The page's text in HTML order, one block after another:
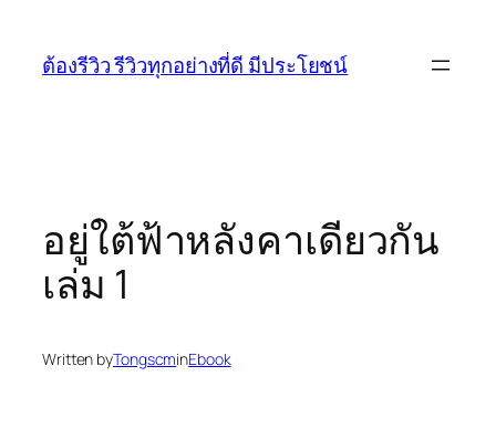
content
ต้องรีวิว รีวิวทุกอย่างที่ดี มีประโยชน์
อยู่ใต้ฟ้าหลังคาเดียวกัน
เล่ม 1
Written byTongscminEbook